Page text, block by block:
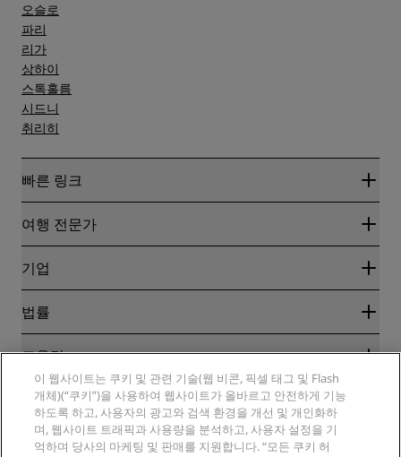
오슬로
파리
리가
상하이
스톡홀름
시드니
취리히
빠른 링크
Radisson Rewards
블로그
여행지
Radisson Hotels APP
Sports Approved 호텔
가족 친화적 호텔
건강 및 안전
여행 전문가
파트너
기업
Radisson Hotel Group
RHG 채용
EHL 채용
The Club by RHG
성장의 기회
책임감 있는 비즈니스
법률
개인정보 고지
법적 고지
Radisson Rewards 이용 약관
사이트 사용 계약
디지털 접근성
현대판 노예제 선언문
도움말
소비자 경고
연락처
FAQ
소셜 미디어
Radisson Hotels 브랜드
이 웹사이트는 쿠키 및 관련 기술(웹 비콘, 픽셀 태그 및 Flash
개체)(“쿠키”)을 사용하여 웹사이트가 올바르고 안전하게 기능
하도록 하고, 사용자의 광고와 검색 환경을 개선 및 개인화하
며, 웹사이트 트래픽과 사용량을 분석하고, 사용자 설정을 기
억하며 당사의 마케팅 및 판매를 지원합니다. “모든 쿠키 허